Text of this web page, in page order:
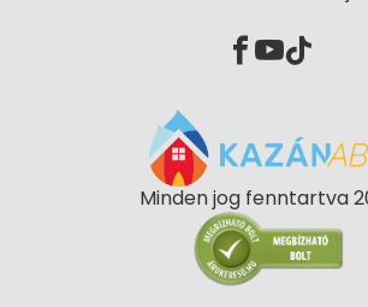
Minden jog fenntartva